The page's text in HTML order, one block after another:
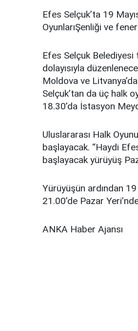
Efes Selçuk’ta 19
OyunlarıŞenliği ve
Efes Selçuk Belediyesi
dolayısıyla
Moldova ve
Selçuk’tan da üç halk
18.30’da İstasyon
Uluslararası Halk
başlayacak. “Haydi
başlayacak yürüyüş
Yürüyüşün ardından
21.00’de Pazar
ANKA Haber Ajansı